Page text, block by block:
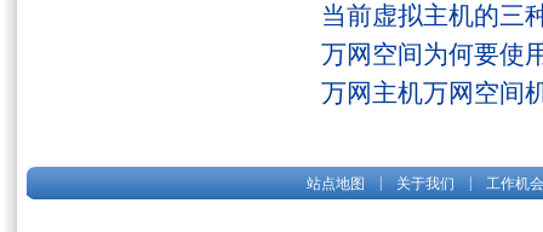
当前虚拟主机的三
万网空间为何要使
万网主机万网空间
站点地图 关于我们 工作机会